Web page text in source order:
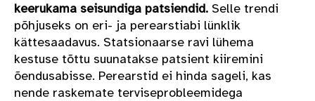
keerukama seisundiga patsiendid. Selle trendi
põhjuseks on eri- ja perearstiabi lünklik
kättesaadavus. Statsionaarse ravi lühema
kestuse tõttu suunatakse patsient kiiremini
õendusabisse. Perearstid ei hinda sageli, kas
nende raskemate terviseprobleemidega